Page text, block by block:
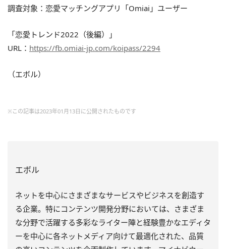
調査対象：恋愛マッチングアプリ「Omiai」ユーザー
「恋愛トレンド2022（後編）」
URL： https://fb.omiai-jp.com/koipass/2294
（エボル）
※この記事は2023年01月13日に公開されたものです
エボル
ネットを中心にさまざまなサービスやビジネスを創造す
る企業。特にコンテンツ開発分野においては、さまざま
な分野で活躍する多彩なライター陣と経験豊かなエディタ
ーを中心に各ネットメディア向けて最適化された、品質